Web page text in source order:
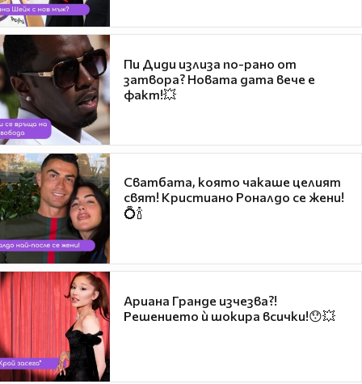
Пи Диди излиза по-рано от
затвора? Новата дата вече е
факт!💥
Сватбата, която чакаше целият
свят! Кристиано Роналдо се жени!
💍🍾
Ариана Гранде изчезва?!
Решението ѝ шокира всички!😯💥